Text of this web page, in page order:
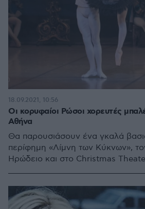
Οι κορυφαίοι Ρώσοι χορευτές
Αθήνα
Θα παρουσιάσουν ένα γκαλά
περίφημη «Λίμνη των Κύκνων»,
Ηρώδειο και στο Christmas
18.09.2021, 10:56